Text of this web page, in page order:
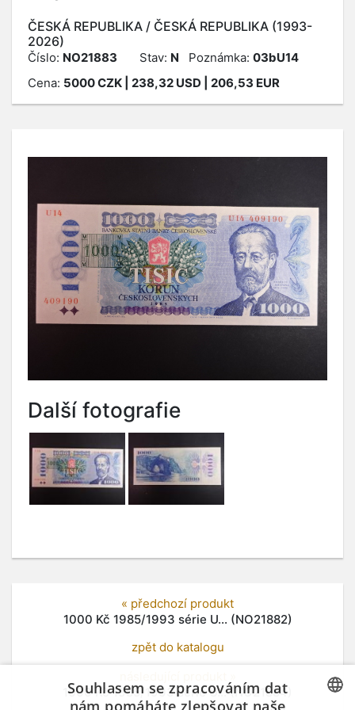
ČESKÁ REPUBLIKA / ČESKÁ REPUBLIKA (1993-
2026)
Číslo: NO21883 Stav: N Poznámka: 03bU14
Cena: 5000CZK | 238,32 USD | 206,53 EUR
Další fotografie
« předchozí produkt
1000 Kč 1985/1993 série U... (NO21882)
zpět do katalogu
1000 Kč 1985/1993 série U... (NO21884)
Souhlasem se zpracováním dat
nám pomáháte zlepšovat naše